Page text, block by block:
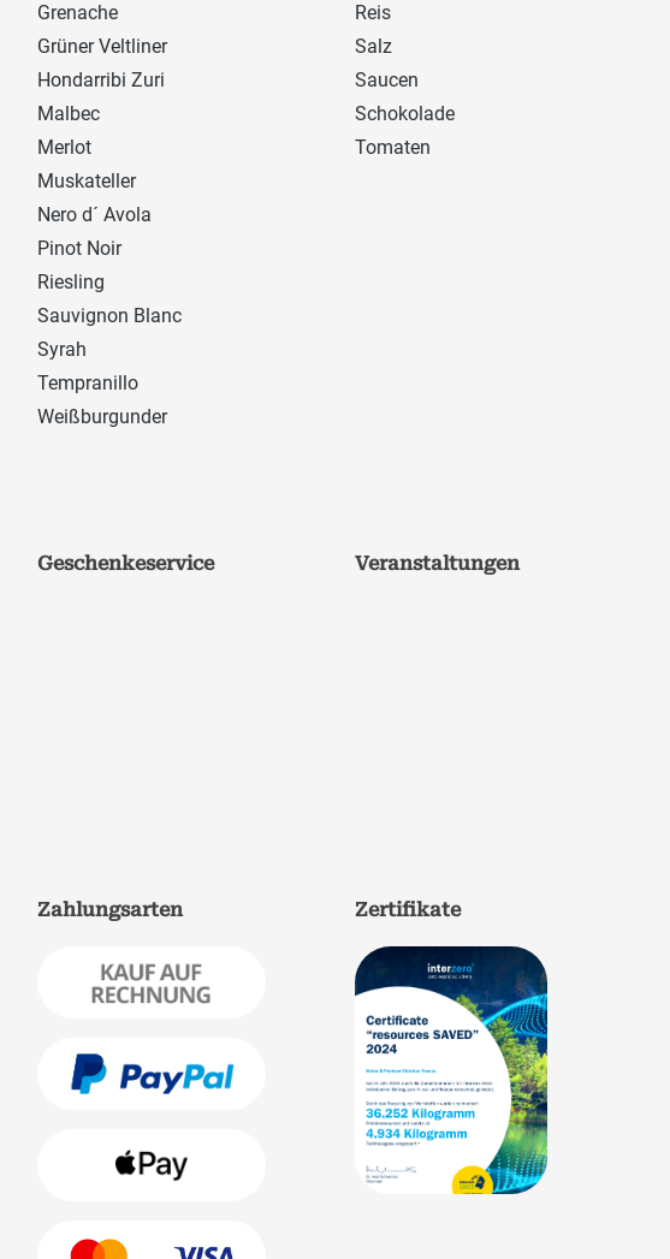
Grenache
Grüner Veltliner
Hondarribi Zuri
Malbec
Merlot
Muskateller
Nero d´ Avola
Pinot Noir
Riesling
Sauvignon Blanc
Syrah
Tempranillo
Weißburgunder
Reis
Salz
Saucen
Schokolade
Tomaten
Geschenkeservice Veranstaltungen
Zahlungsarten Zertifikate